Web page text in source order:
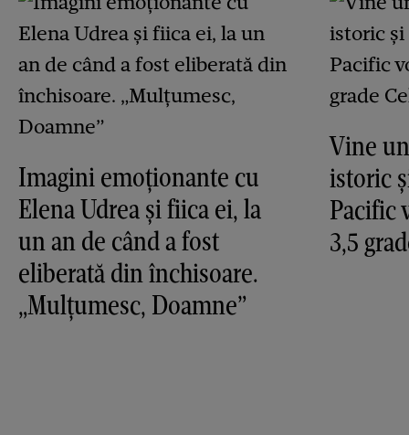
Imagini emoționante cu
Elena Udrea și fiica ei, la
un an de când a fost
eliberată din închisoare.
„Mulțumesc, Doamne”
Vine
istoric
Pacific
3,5